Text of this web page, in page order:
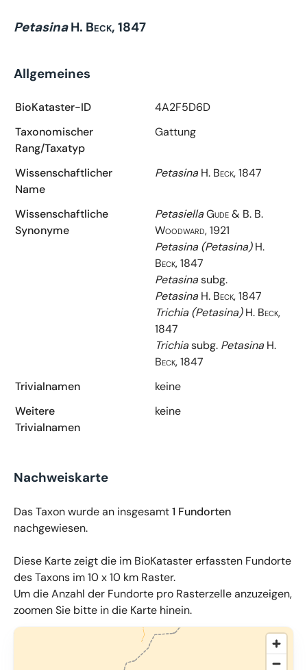
Petasina H. Beck, 1847
Allgemeines
BioKataster-ID
4A2F5D6D
Taxonomischer
Rang/Taxatyp
Gattung
Wissenschaftlicher
Name
Petasina H. Beck, 1847
Wissenschaftliche
Synonyme
PetasiellaGude & B. B.
Woodward, 1921
Petasina (Petasina) H.
Beck, 1847
Petasinasubg.
Petasina H. Beck, 1847
Trichia (Petasina) H. Beck,
1847
Trichiasubg. Petasina H.
Beck, 1847
Trivialnamen
keine
Weitere
Trivialnamen
keine
Nachweiskarte
Das Taxon wurde an insgesamt1 Fundorten
nachgewiesen.
Diese Karte zeigt die im BioKataster erfassten Fundorte
des Taxons im 10 x 10 km Raster.
Um die Anzahl der Fundorte pro Rasterzelle anzuzeigen,
zoomen Sie bitte in die Karte hinein.
© OpenMapTiles OpenStreetMap 34u GmbH